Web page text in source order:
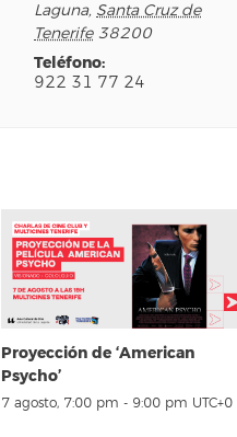
Laguna, Santa Cruz de
Tenerife 38200
teléfono:
922 31 77 24
Proyección de ‘American
Psycho’
7 agosto, 7:00 pm - 9:00 pm UTC+0